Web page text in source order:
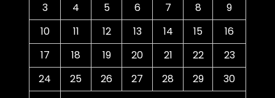
3
4 5 6 7 8
9
10
11 12 13 14 15
16
17
18 19 20 21 22
23
24
25 26 27 28 29
30